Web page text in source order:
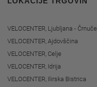
VELOCENTER, Ljubljana - Črnuče
VELOCENTER, Ajdovščina
VELOCENTER, Celje
VELOCENTER, Idrija
VELOCENTER, Ilirska Bistrica